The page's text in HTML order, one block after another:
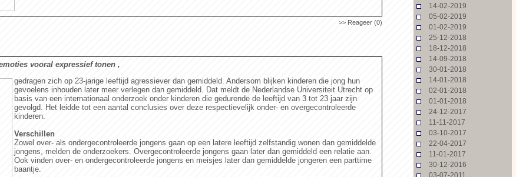
>> Reageer (0)
vooral expressief tonen ,
gedragen zich op 23-jarige leeftijd agressiever dan gemiddeld. Andersom blijken kinderen die jong hun
gevoelens inhouden later meer verlegen dan gemiddeld. Dat meldt de Nederlandse Universiteit Utrecht op
basis van een internationaal onderzoek onder kinderen die gedurende de leeftijd van 3 tot 23 jaar zijn
gevolgd. Het leidde tot een aantal conclusies over deze respectievelijk onder- en overgecontroleerde
kinderen.
Verschillen
Zowel over- als ondergecontroleerde jongens gaan op een latere leeftijd zelfstandig wonen dan gemiddelde
jongens, melden de onderzoekers. Overgecontroleerde jongens gaan later dan gemiddeld een relatie aan.
Ook vinden over- en ondergecontroleerde jongens en meisjes later dan gemiddelde jongeren een parttime
baantje.
14-02-2019
05-02-2019
01-02-2019
25-12-2018
18-12-2018
14-09-2018
30-01-2018
14-01-2018
02-01-2018
01-01-2018
24-12-2017
11-11-2017
03-10-2017
22-04-2017
11-01-2017
30-12-2016
03-07-2011